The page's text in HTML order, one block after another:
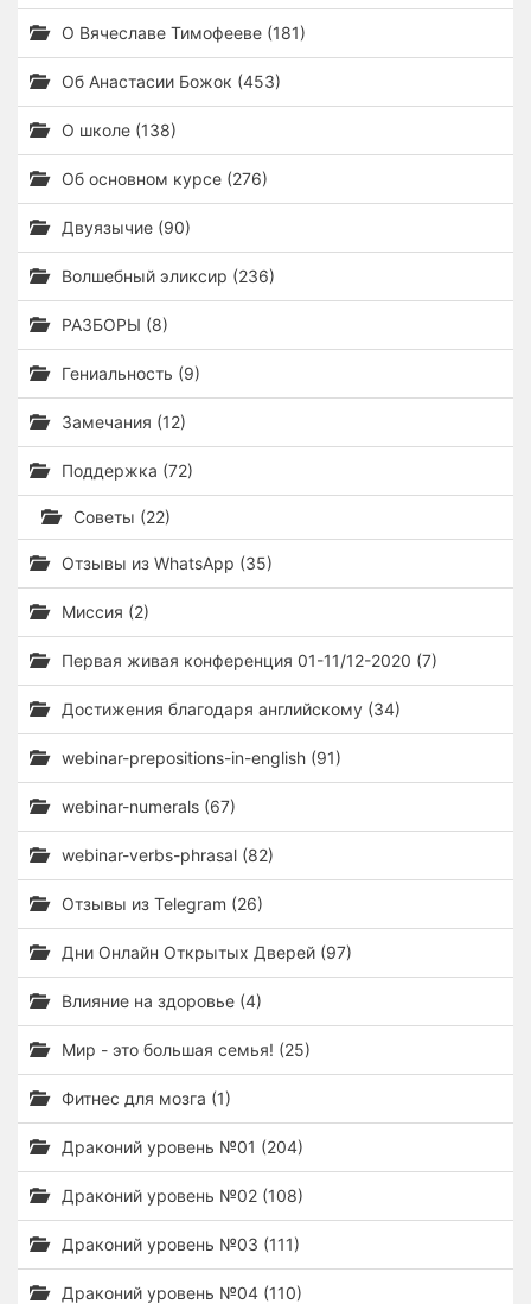
О Вячеславе Тимофееве (181)
Об Анастасии Божок (453)
О школе (138)
Об основном курсе (276)
Двуязычие (90)
Волшебный эликсир (236)
РАЗБОРЫ (8)
Гениальность (9)
Замечания (12)
Поддержка (72)
Советы (22)
Отзывы из WhatsApp (35)
Миссия (2)
Первая живая конференция 01-11/12-2020 (7)
Достижения благодаря английскому (34)
webinar-prepositions-in-english (91)
webinar-numerals (67)
webinar-verbs-phrasal (82)
Отзывы из Telegram (26)
Дни Онлайн Открытых Дверей (97)
Влияние на здоровье (4)
Мир - это большая семья! (25)
Фитнес для мозга (1)
Драконий уровень №01 (204)
Драконий уровень №02 (108)
Драконий уровень №03 (111)
Драконий уровень №04 (110)